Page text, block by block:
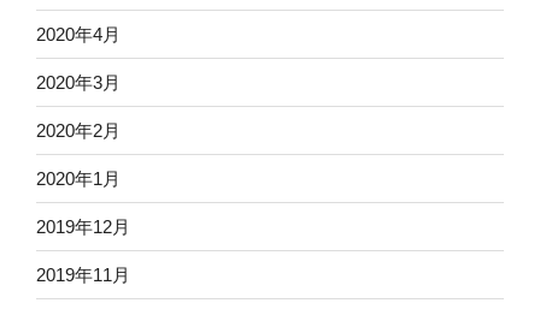
2020年4月
2020年3月
2020年2月
2020年1月
2019年12月
2019年11月